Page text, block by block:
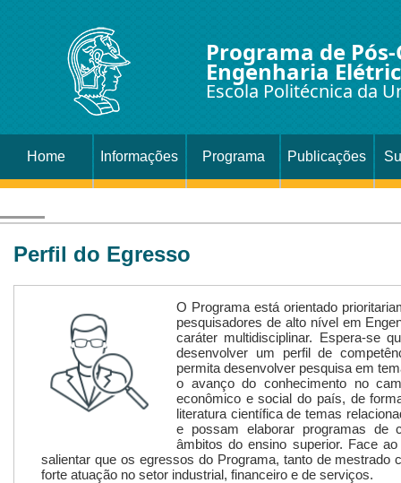
Programa de
Engenharia
Escola Politécnica da
Home Informações Programa Publicações
Perfil do Egresso
O Programa está orientado
pesquisadores de alto nível em
caráter multidisciplinar. Espera-se
desenvolver um perfil de
permita desenvolver pesquisa em
o avanço do conhecimento no
econômico e social do país, de
literatura científica de temas
e possam elaborar programas de
âmbitos do ensino superior. Face
salientar que os egressos do Programa, tanto de mestrado
forte atuação no setor industrial, financeiro e de serviços.